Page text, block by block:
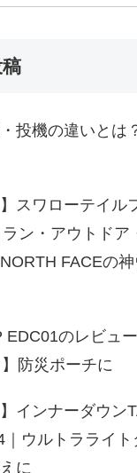
投機の違いとは
】スワローテイル
ン・アウトドア
FACEの
EDC01のレビュ
防災ポーチに
】インナーダウン
｜ウルトラライ
に